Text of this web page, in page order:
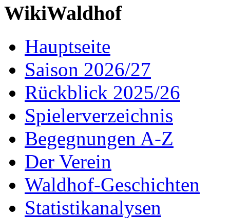
WikiWaldhof
Hauptseite
Saison 2026/27
Rückblick 2025/26
Spielerverzeichnis
Begegnungen A-Z
Der Verein
Waldhof-Geschichten
Statistikanalysen